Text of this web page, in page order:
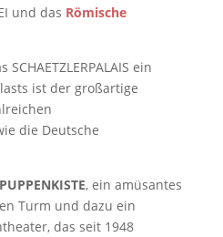
und das Römische
ein
ist der großartige
die Deutsche
PUPPENKISTE, ein amüsantes
Turm und dazu ein
das seit 1948